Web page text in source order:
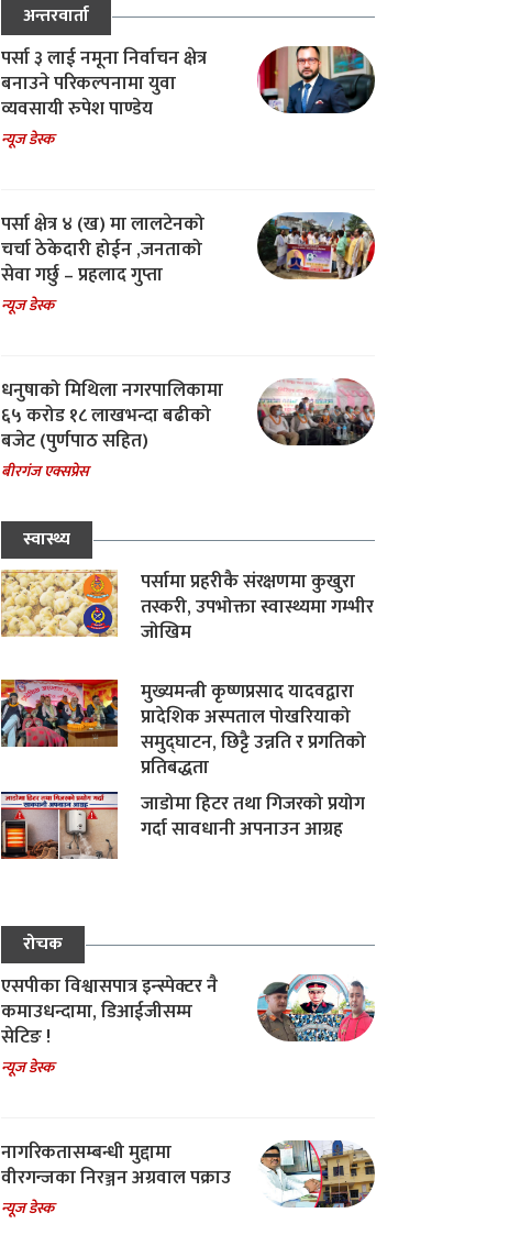
अन्तरवार्ता
पर्सा ३ लाई नमूना निर्वाचन क्षेत्र
बनाउने परिकल्पनामा युवा
व्यवसायी रुपेश पाण्डेय
न्यूज डेस्क
पर्सा क्षेत्र ४ (ख) मा लालटेनको
चर्चा ठेकेदारी होईन ,जनताको
सेवा गर्छु – प्रहलाद गुप्ता
न्यूज डेस्क
धनुषाको मिथिला नगरपालिकामा
६५ करोड १८ लाखभन्दा बढीको
बजेट (पुर्णपाठ सहित)
बीरगंज एक्सप्रेस
स्वास्थ्य
पर्सामा प्रहरीकै संरक्षणमा कुखुरा
तस्करी, उपभोक्ता स्वास्थ्यमा गम्भीर
जोखिम
मुख्यमन्त्री कृष्णप्रसाद यादवद्वारा
प्रादेशिक अस्पताल पोखरियाको
समुद्घाटन, छिट्टै उन्नति र प्रगतिको
प्रतिबद्धता
जाडोमा हिटर तथा गिजरको प्रयोग
गर्दा सावधानी अपनाउन आग्रह
रोचक
एसपीका विश्वासपात्र इन्स्पेक्टर नै
कमाउधन्दामा, डिआईजीसम्म
सेटिङ !
न्यूज डेस्क
नागरिकतासम्बन्धी मुद्दामा
वीरगन्जका निरञ्जन अग्रवाल पक्राउ
न्यूज डेस्क